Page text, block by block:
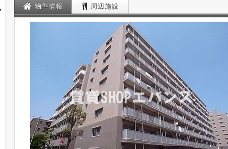
物件情報 周辺施設